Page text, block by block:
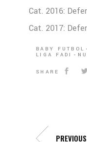
Cat. 2016:
Cat. 2017:
BABY FUTBOL
LIGA FADI
SHARE
PREVIOUS